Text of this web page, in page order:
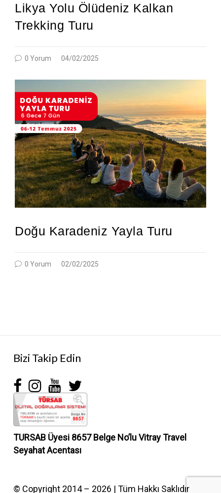
Likya Yolu Ölüdeniz Kalkan
Trekking Turu
0 Yorum 04/02/2025
Doğu Karadeniz Yayla Turu
0 Yorum 02/02/2025
Bizi Takip Edin
TURSAB Üyesi 8657 Belge No’luVitray Travel
Seyahat Acentası
© Copyright 2014 – 2026 | Tüm Hakkı Saklıdır